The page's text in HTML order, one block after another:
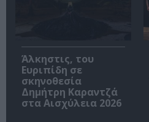
Άλκηστις, του
Ευριπίδη σε
σκηνοθεσία
Δημήτρη Καραντζά
στα Αισχύλεια 2026